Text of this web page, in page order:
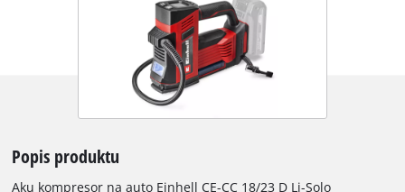
Popis produktu
Aku kompresor na auto Einhell CE-CC 18/23 D Li-Solo